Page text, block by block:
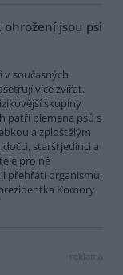
jsou psi
v současných
více zvířat.
skupiny
patří plemena psů s
a zploštělým
starší jedinci a
pro ně
přehřátí organismu,
Komory
reklama